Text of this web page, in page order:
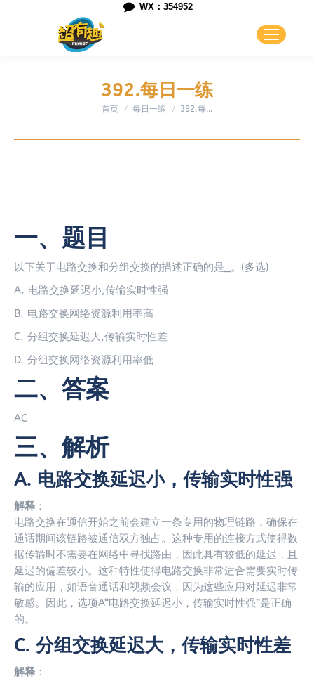
WX：354952
392.每日一练
您在这里：
首页 每日一练 392.每…
一、题目
以下关于电路交换和分组交换的描述正确的是_。(多选)
A. 电路交换延迟小,传输实时性强
B. 电路交换网络资源利用率高
C. 分组交换延迟大,传输实时性差
D. 分组交换网络资源利用率低
二、答案
AC
三、解析
A. 电路交换延迟小，传输实时性强
解释 ：
电路交换在通信开始之前会建立一条专用的物理链路，确保在
通话期间该链路被通信双方独占。这种专用的连接方式使得数
据传输时不需要在网络中寻找路由，因此具有较低的延迟，且
延迟的偏差较小。这种特性使得电路交换非常适合需要实时传
输的应用，如语音通话和视频会议，因为这些应用对延迟非常
敏感。因此，选项A“电路交换延迟小，传输实时性强”是正确
的。
C. 分组交换延迟大，传输实时性差
解释 ：